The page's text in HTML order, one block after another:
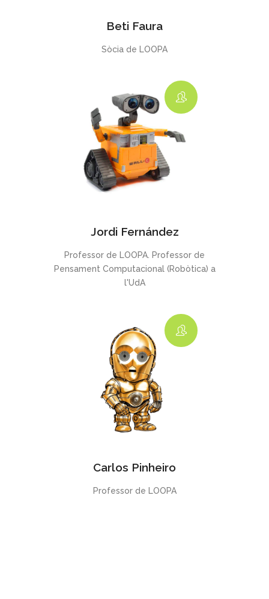
Beti Faura
Sòcia de LOOPA
Jordi Fernández
Professor de LOOPA. Professor de
Pensament Computacional (Robòtica) a
l'UdA
Carlos Pinheiro
Professor de LOOPA